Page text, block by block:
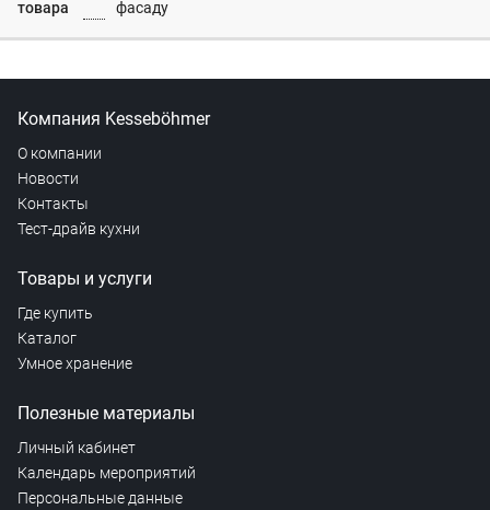
товара
фасаду
Компания Kesseböhmer
О компании
Новости
Контакты
Тест-драйв кухни
Товары и услуги
Где купить
Каталог
Умное хранение
Полезные материалы
Личный кабинет
Календарь мероприятий
Персональные данные